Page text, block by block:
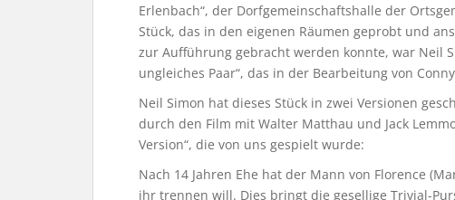
Erlenbach“, der Dorfgemeinschaftshalle der
Stück, das in den eigenen Räumen geprobt und
zur Aufführung gebracht werden konnte, war Neil
ungleiches Paar“, das in der Bearbeitung von
Neil Simon hat dieses Stück in zwei Versionen
durch den Film mit Walter Matthau und Jack
Version“, die von uns gespielt wurde:
Nach 14 Jahren Ehe hat der Mann von Florence
ihr trennen will. Dies bringt die gesellige Trivial-